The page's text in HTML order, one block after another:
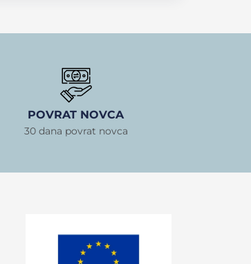
POVRAT NOVCA
30 dana povrat novca